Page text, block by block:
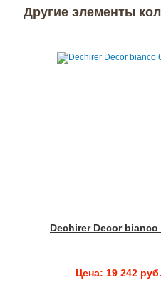
Другие элементы
Dechirer Decor bianco
Цена: 19 242 руб.